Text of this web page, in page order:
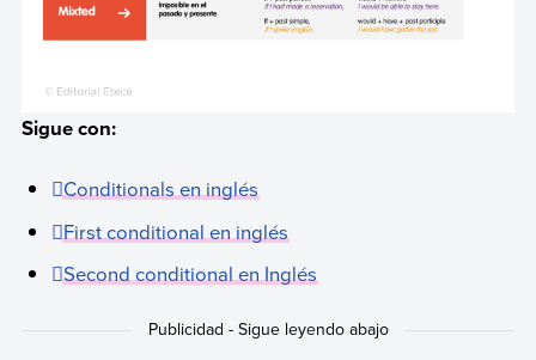
Sigue con:
Conditionals en inglés
First conditionalen inglés
Second conditionalen Inglés